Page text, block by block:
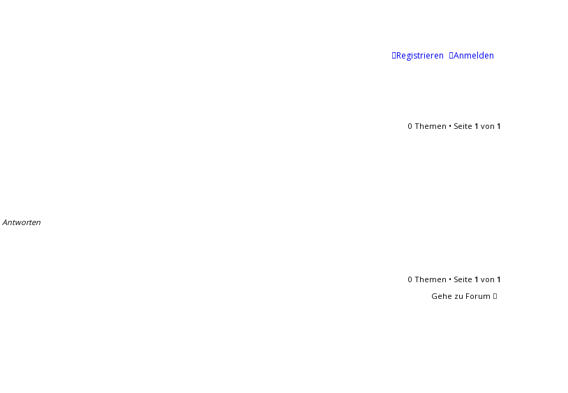
Anmelden
Registrieren
0 Themen • Seite 1 von 1
Antworten
0 Themen • Seite 1 von 1
Gehe zu Forum